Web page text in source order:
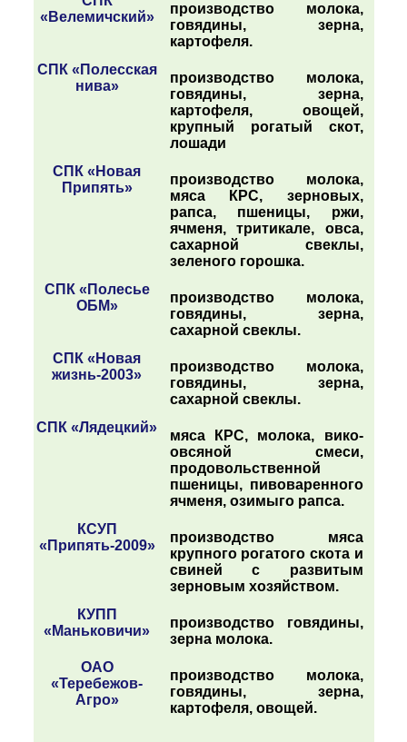
«Велемичский»
производство молока,
говядины, зерна,
картофеля.
СПК «Полесская
нива»
производство молока,
говядины, зерна,
картофеля, овощей,
крупный рогатый скот,
лошади
СПК «Новая
Припять»
производство молока,
мяса КРС, зерновых,
рапса, пшеницы, ржи,
ячменя, тритикале, овса,
сахарной свеклы,
зеленого горошка.
СПК «Полесье
ОБМ»
производство молока,
говядины, зерна,
сахарной свеклы.
СПК «Новая
жизнь-2003»
производство молока,
говядины, зерна,
сахарной свеклы.
СПК «Лядецкий»
мяса КРС, молока, вико-
овсяной смеси,
продовольственной
пшеницы, пивоваренного
ячменя, озимыго рапса.
КСУП
«Припять-2009»
производство мяса
крупного рогатого скота и
свиней с развитым
зерновым хозяйством.
КУПП
«Маньковичи»
производство говядины,
зерна молока.
ОАО
«Теребежов-
Агро»
производство молока,
говядины, зерна,
картофеля, овощей.